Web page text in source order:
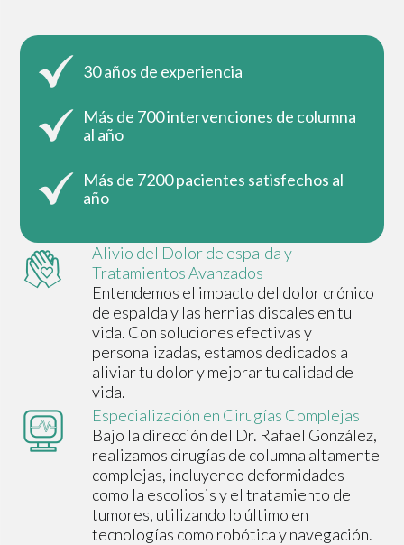
30 años de experiencia
Más de 700 intervenciones de columna
al año
Más de 7200 pacientes satisfechos al
año
Alivio del Dolor de espalda y
Tratamientos Avanzados
Entendemos el impacto del dolor crónico
de espalda y las hernias discales en tu
vida. Con soluciones efectivas y
personalizadas, estamos dedicados a
aliviar tu dolor y mejorar tu calidad de
vida.
Especialización en Cirugías Complejas
Bajo la dirección del Dr. Rafael González,
realizamos cirugías de columna altamente
complejas, incluyendo deformidades
como la escoliosis y el tratamiento de
tumores, utilizando lo último en
tecnologías como robótica y navegación.